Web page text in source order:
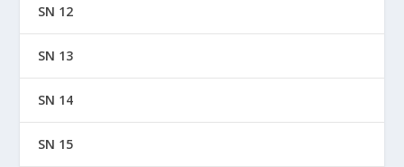
SN 12
SN 13
SN 14
SN 15